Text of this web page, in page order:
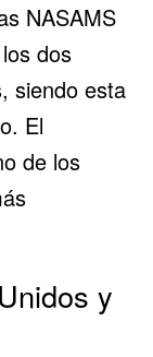
NASAMS
dos
siendo esta
El
de los
y